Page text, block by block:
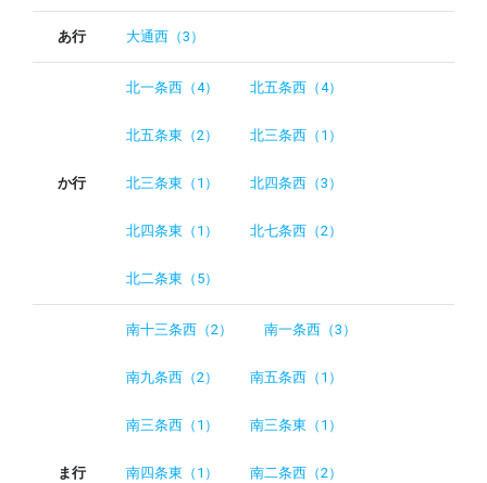
あ行 大通西（3）
か行
北一条西（4） 北五条西（4）
北五条東（2） 北三条西（1）
北三条東（1） 北四条西（3）
北四条東（1） 北七条西（2）
北二条東（5）
ま行
南十三条西（2） 南一条西（3）
南九条西（2） 南五条西（1）
南三条西（1） 南三条東（1）
南四条東（1） 南二条西（2）